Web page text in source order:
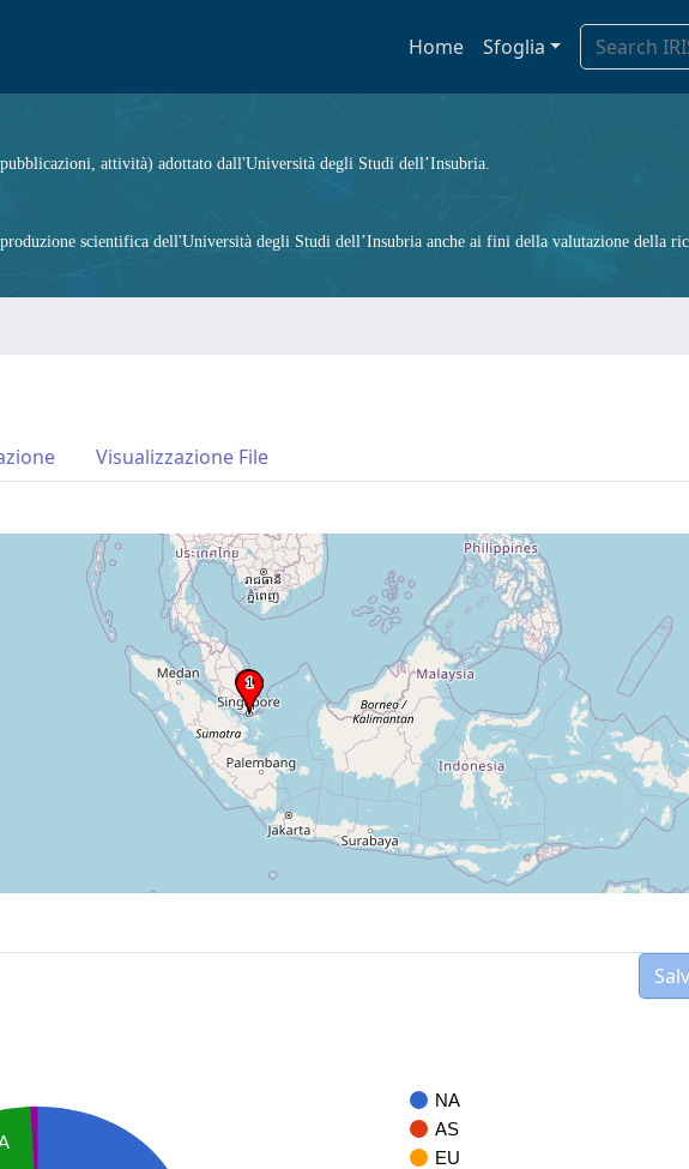
Home Sfoglia
attività) adottato dall'Università degli Studi dell’Insubria.
scientifica dell'Università degli Studi dell’Insubria anche ai fini della valutazione della
Visualizzazione File
NA
AS
EU